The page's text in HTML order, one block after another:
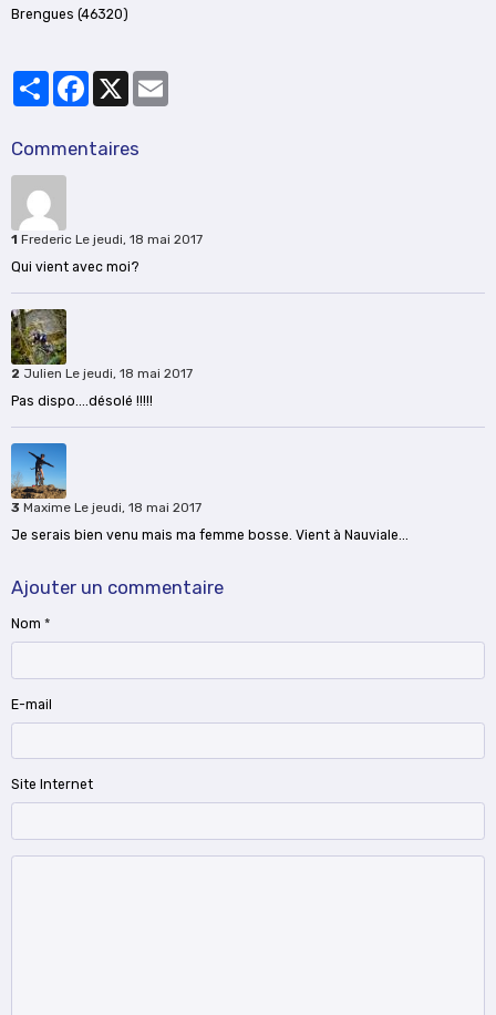
Brengues (46320)
PartagerFacebook
Commentaires
1 Frederic Le jeudi, 18 mai 2017
Qui vient avec moi?
2 Julien Le jeudi, 18 mai 2017
Pas dispo....désolé !!!!!
3 Maxime Le jeudi, 18 mai 2017
Je serais bien venu mais ma femme bosse. Vient à Nauviale...
Ajouter un commentaire
Nom
E-mail
Site Internet